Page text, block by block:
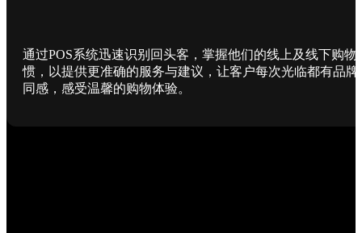
通过POS系统迅速识别回头客，掌握他们的线上及线下购物
惯，以提供更准确的服务与建议，让客户每次光临都有品牌
同感，感受温馨的购物体验。